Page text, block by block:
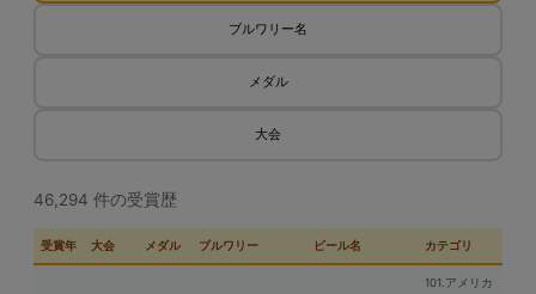
ブルワリー名
メダル
大会
46,294 件の受賞歴
受賞年 大会 メダル ブルワリー ビール名 カテゴリ
101.アメリカ